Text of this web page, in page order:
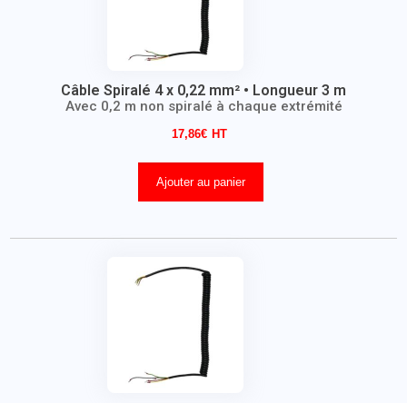
Câble Spiralé 4 x 0,22 mm² • Longueur 3 m
Avec 0,2 m non spiralé à chaque extrémité
17,86€
Ajouter au panier